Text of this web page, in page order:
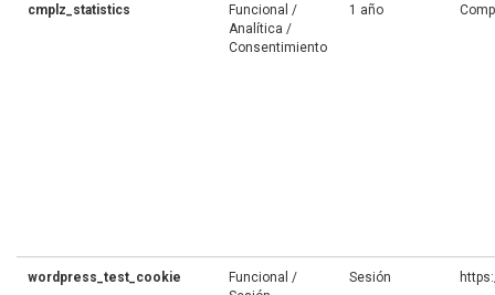
cmplz_statistics
Funcional /
Analítica /
Consentimiento
1 año
wordpress_test_cookie
Funcional /
Sesión